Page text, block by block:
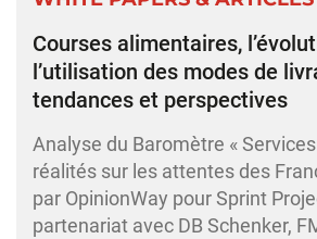
Courses alimentaires,
l’utilisation des modes de
tendances et perspectives
Analyse du Baromètre «
réalités sur les attentes des
par OpinionWay pour Sprint
partenariat avec DB Schenker,